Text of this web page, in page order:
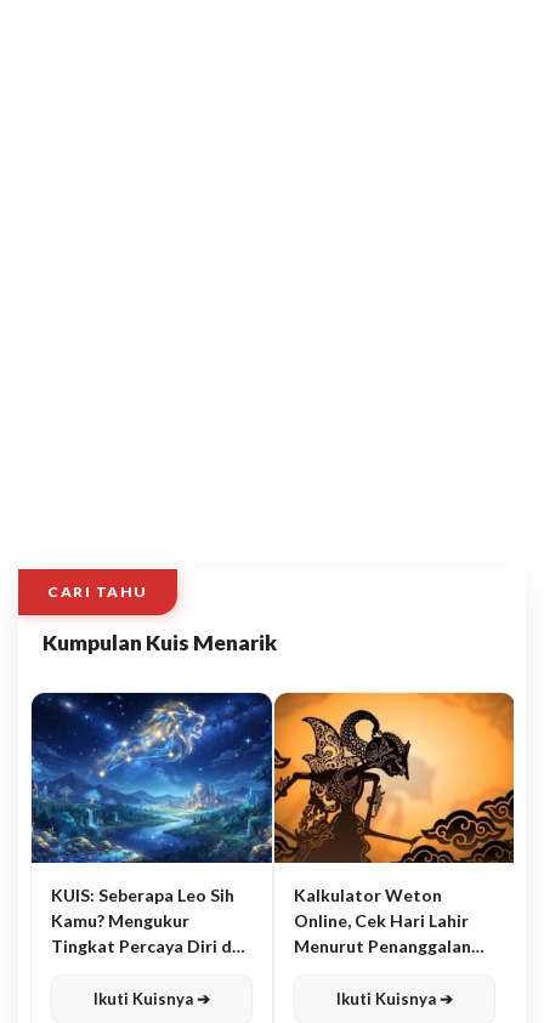
CARI TAHU
Kumpulan Kuis Menarik
KUIS: Seberapa Leo Sih
Kamu? Mengukur
Tingkat Percaya Diri dan
Ikuti Kuisnya ➔
Kalkulator Weton
Online, Cek Hari Lahir
Menurut Penanggalan
Ikuti Kuisnya ➔